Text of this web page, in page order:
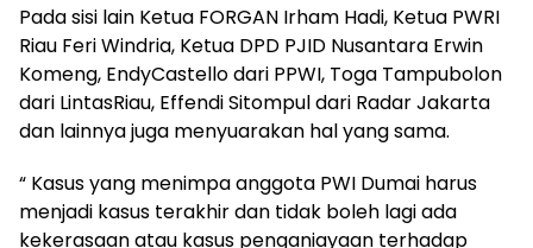
Pada sisi lain Ketua FORGAN Irham Hadi, Ketua PWRI
Riau Feri Windria, Ketua DPD PJID Nusantara Erwin
Komeng, EndyCastello dari PPWI, Toga Tampubolon
dari LintasRiau, Effendi Sitompul dari Radar Jakarta
dan lainnya juga menyuarakan hal yang sama.
“ Kasus yang menimpa anggota PWI Dumai harus
menjadi kasus terakhir dan tidak boleh lagi ada
kekerasaan atau kasus penganiayaan terhadap